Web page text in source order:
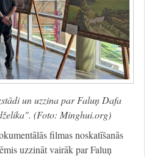
un uzzina par Faluņ Dafa
(Foto: Minghui.org)
filmas noskatīšanās
uzzināt vairāk par Faluņ